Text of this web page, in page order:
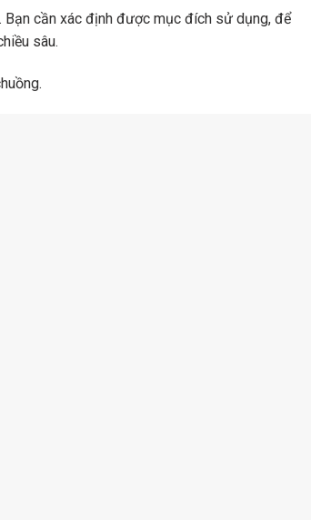
Bạn cần xác định được mục đích sử dụng, để
sâu.